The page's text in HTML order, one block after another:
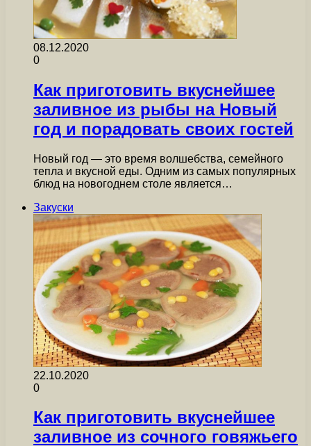
08.12.2020
0
Как приготовить вкуснейшее
заливное из рыбы на Новый
год и порадовать своих гостей
Новый год — это время волшебства, семейного
тепла и вкусной еды. Одним из самых популярных
блюд на новогоднем столе является…
Закуски
22.10.2020
0
Как приготовить вкуснейшее
заливное из сочного говяжьего